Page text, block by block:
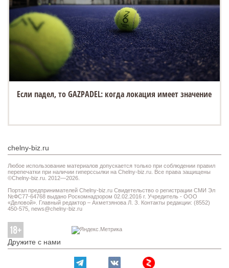
Если падел, то GAZPADEL: когда локация имеет значение
chelny-biz.ru
Любое использование материалов допускается только при соблюдении правил
перепечатки при наличии гиперссылки на Chelny-biz.ru. Все права защищены
©Chelny-biz.ru. 2012—2026.
Портал предпринимателей Chelny-biz.ru Свидетельство о регистрации СМИ Эл
№ФС77-64768 выдано Роскомнадзором 02.02.2016 г. Учредитель - ООО
«Деловой». Главный редактор – Ахметзянова Л. З. Контакты редакции: (8552)
450-575, news@chelny-biz.ru
Дружите с нами